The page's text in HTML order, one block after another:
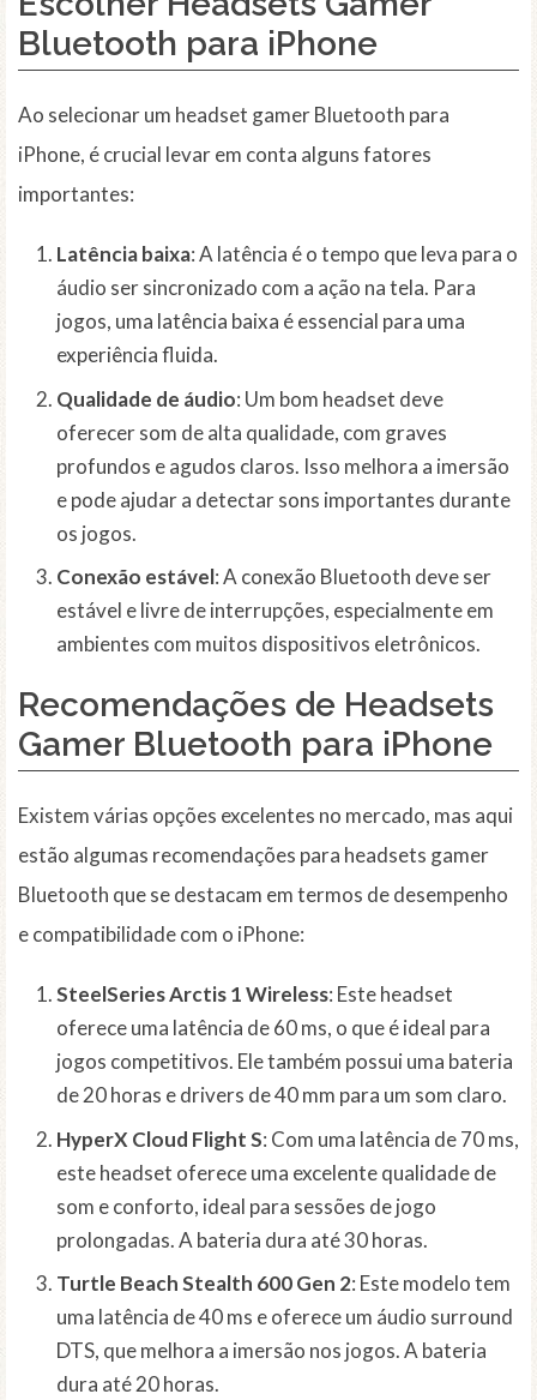
Bluetooth para iPhone
Ao selecionar um headset gamer Bluetooth para
iPhone, é crucial levar em conta alguns fatores
importantes:
Latência baixa: A latência é o tempo que leva para o
áudio ser sincronizado com a ação na tela. Para
jogos, uma latência baixa é essencial para uma
experiência fluida.
Qualidade de áudio: Um bom headset deve
oferecer som de alta qualidade, com graves
profundos e agudos claros. Isso melhora a imersão
e pode ajudar a detectar sons importantes durante
os jogos.
Conexão estável: A conexão Bluetooth deve ser
estável e livre de interrupções, especialmente em
ambientes com muitos dispositivos eletrônicos.
Recomendações de Headsets
Gamer Bluetooth para iPhone
Existem várias opções excelentes no mercado, mas aqui
estão algumas recomendações para headsets gamer
Bluetooth que se destacam em termos de desempenho
e compatibilidade com o iPhone:
SteelSeries Arctis 1 Wireless: Este headset
oferece uma latência de 60 ms, o que é ideal para
jogos competitivos. Ele também possui uma bateria
de 20 horas e drivers de 40 mm para um som claro.
HyperX Cloud Flight S: Com uma latência de 70 ms,
este headset oferece uma excelente qualidade de
som e conforto, ideal para sessões de jogo
prolongadas. A bateria dura até 30 horas.
Turtle Beach Stealth 600 Gen 2: Este modelo tem
uma latência de 40 ms e oferece um áudio surround
DTS, que melhora a imersão nos jogos. A bateria
dura até 20 horas.